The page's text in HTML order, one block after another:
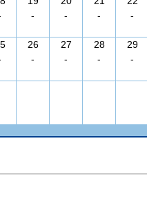
-
-
-
-
26
-
27
-
28
-
29
-